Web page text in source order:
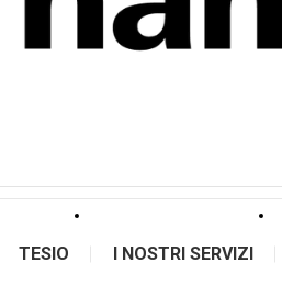
TESIO I NOSTRI SERVIZI